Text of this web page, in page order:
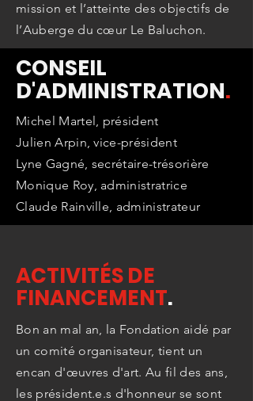
mission et l’atteinte des objectifs de
l’Auberge du cœur Le Baluchon.
CONSEIL
D'ADMINISTRATION.
Michel Martel, président
Julien Arpin, vice-président
Lyne Gagné, secrétaire-trésorière
Monique Roy, administratrice
Claude Rainville, administrateur
ACTIVITÉS DE
FINANCEMENT.
Bon an mal an, la Fondation aidé par
un comité organisateur, tient un
encan d'œuvres d'art. Au fil des ans,
les président.e.s d'honneur se sont